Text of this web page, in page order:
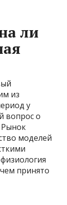
ли
из
у
вопрос о
Рынок
моделей
принято